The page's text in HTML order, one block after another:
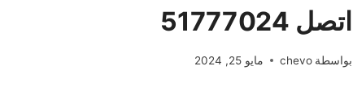
اتصل 51777024
بواسطة chevo مايو 25, 2024